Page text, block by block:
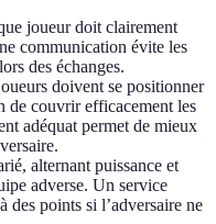
joueur doit clairement
communication évite les
des échanges.
doivent se positionner
de couvrir efficacement les
adéquat permet de mieux
alternant puissance et
adverse. Un service
des points si l’adversaire ne